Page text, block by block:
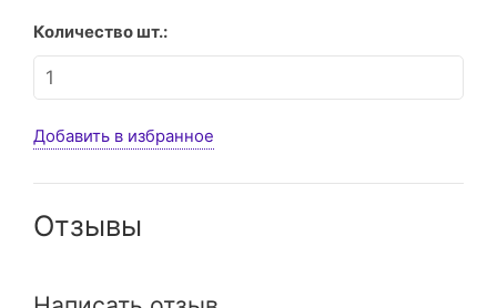
Количество шт.:
Добавить в избранное
Отзывы